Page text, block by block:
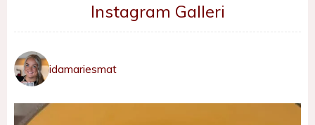
Instagram Galleri
idamariesmat